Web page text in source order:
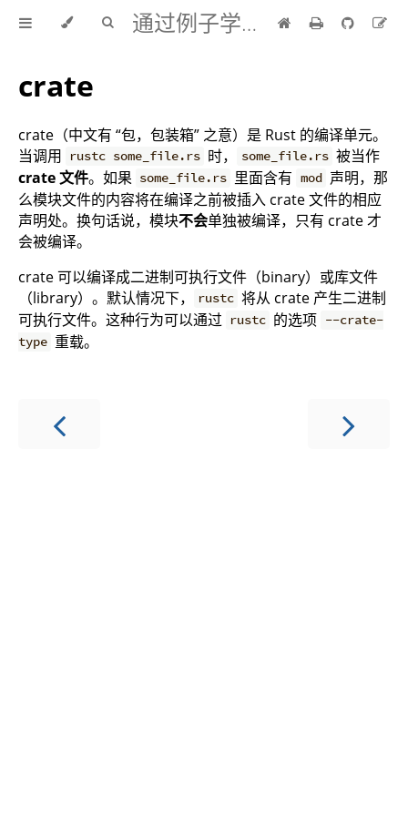
通过例子学 Rust 中文版
crate
crate（中文有 “包，包装箱” 之意）是 Rust 的编译单元。
当调用
rustc some_file.rs 时， some_file.rs 被当作
crate 文件。如果 some_file.rs 里面含有 mod 声明，那
么模块文件的内容将在编译之前被插入 crate 文件的相应
声明处。换句话说，模块不会单独被编译，只有 crate 才
会被编译。
crate 可以编译成二进制可执行文件（binary）或库文件
（library）。默认情况下，
rustc 将从 crate 产生二进制
可执行文件。这种行为可以通过 rustc 的选项 --crate-
type 重载。